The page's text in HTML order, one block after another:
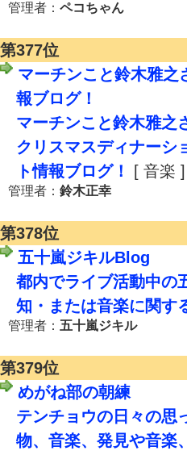
管理者： ペコちゃん
第377位
マーチンこと鈴木雅之
報ブログ！
マーチンこと鈴木雅之
クリスマスディナーシ
ト情報ブログ！
[ 音楽 ]
管理者： 鈴木正幸
第378位
五十嵐ジキルBlog
都内でライブ活動中の
知・または音楽に関す
管理者： 五十嵐ジキル
第379位
めがね部の朝練
テンチョウの日々の思
物、音楽、発見や音楽